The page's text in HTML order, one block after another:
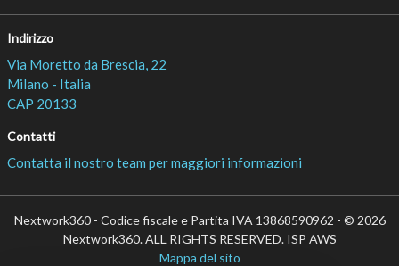
Indirizzo
Via Moretto da Brescia, 22
Milano - Italia
CAP 20133
Contatti
Contatta il nostro team per maggiori informazioni
Nextwork360 - Codice fiscale e Partita IVA 13868590962 - © 2026
Nextwork360. ALL RIGHTS RESERVED. ISP AWS
Mappa del sito